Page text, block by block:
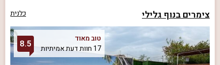
צימרים בנוף גלילי כלנית
טוב מאוד
17 חוות דעת אמיתיות
8.5